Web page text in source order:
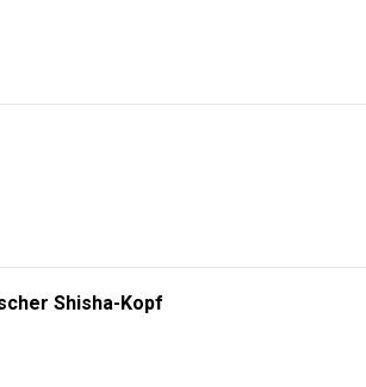
Shisha-Kopf